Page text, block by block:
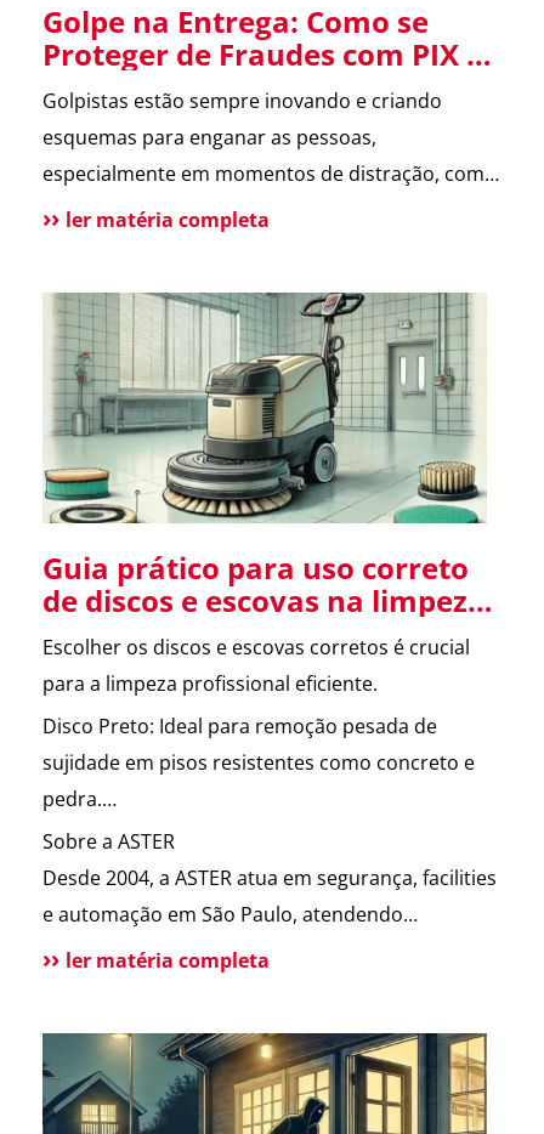
Golpe na Entrega: Como se
Proteger de Fraudes com PIX e
Cartão de Crédito
Golpistas estão sempre inovando e criando
esquemas para enganar as pessoas,
especialmente em momentos de distração, como
datas comemorativas e ocasiões especiais. Um
crédito. Descubra como ele funciona e como
evitar ser uma vítima. O que […]
ler matéria completa
Guia prático para uso correto
de discos e escovas na limpeza
profissional.
Escolher os discos e escovas corretos é crucial
para a limpeza profissional eficiente.
Disco Preto: Ideal para remoção pesada de
sujidade em pisos resistentes como concreto e
pedra.
Disco Verde: Usado para limpeza intermediária
em pisos de vinil e linóleo.
Disco Vermelho: Perfeito para limpeza leve e
especialmente irregulares como carpetes e
concreto texturizado.
Tynex: Altamente abrasiva, indicada para
Sobre a ASTER
Desde 2004, a ASTER atua em segurança, facilities
e automação em São Paulo, atendendo
condomínios e empresas com eficiência e
vigilância. Solicite um orçamento sem
compromisso.
ler matéria completa